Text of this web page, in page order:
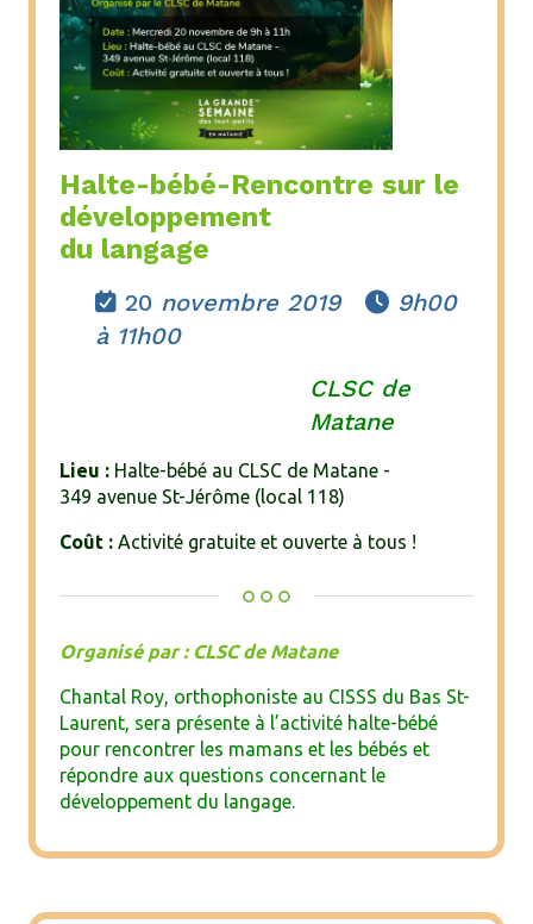
Halte-bébé-Rencontre sur le
développement
du langage
20novembre 2019 9h00
à 11h00
CLSC de
Matane
Lieu :Halte-bébé au CLSC de Matane -
349 avenue St-Jérôme (local 118)
Coût :Activité gratuite et ouverte à tous !
Organisé par : CLSC de Matane
Chantal Roy, orthophoniste au CISSS du Bas St-
Laurent, sera présente à l’activité halte-bébé
pour rencontrer les mamans et les bébés et
répondre aux questions concernant le
développement du langage.